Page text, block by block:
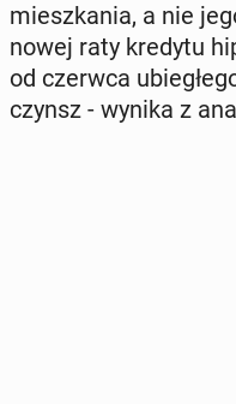
miesz­ka­nia, a nie
nowej raty kredytu
od czerwca
czynsz - wynika z